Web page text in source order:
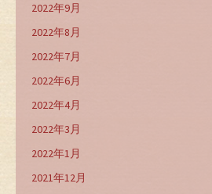
2022年9月
2022年8月
2022年7月
2022年6月
2022年4月
2022年3月
2022年1月
2021年12月